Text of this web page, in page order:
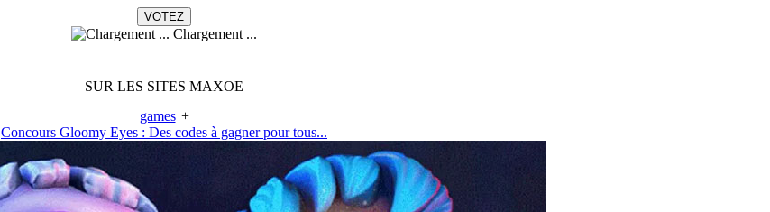
Chargement ...
SUR LES SITES MAXOE
games +
Concours Gloomy Eyes : Des codes à gagner pour tous...